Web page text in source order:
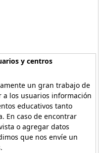
y centros
un gran trabajo de
a los usuarios información
educativos tanto
En caso de encontrar
o agregar datos
que nos envíe un